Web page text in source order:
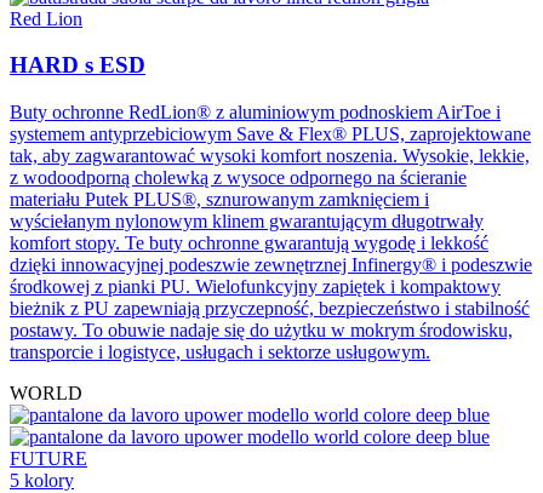
Red Lion
HARD s ESD
Buty ochronne RedLion® z aluminiowym podnoskiem AirToe i
systemem antyprzebiciowym Save & Flex® PLUS, zaprojektowane
tak, aby zagwarantować wysoki komfort noszenia. Wysokie, lekkie,
z wodoodporną cholewką z wysoce odpornego na ścieranie
materiału Putek PLUS®, sznurowanym zamknięciem i
wyściełanym nylonowym klinem gwarantującym długotrwały
komfort stopy. Te buty ochronne gwarantują wygodę i lekkość
dzięki innowacyjnej podeszwie zewnętrznej Infinergy® i podeszwie
środkowej z pianki PU. Wielofunkcyjny zapiętek i kompaktowy
bieżnik z PU zapewniają przyczepność, bezpieczeństwo i stabilność
postawy. To obuwie nadaje się do użytku w mokrym środowisku,
transporcie i logistyce, usługach i sektorze usługowym.
WORLD
FUTURE
5 kolory